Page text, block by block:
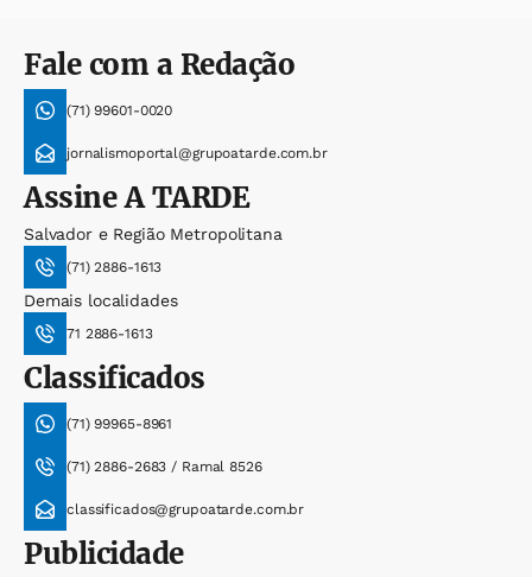
Fale com a Redação
(71) 99601-0020
jornalismoportal@grupoatarde.com.br
AssineA TARDE
Salvador e Região Metropolitana
(71) 2886-1613
Demais localidades
71 2886-1613
Classificados
(71) 99965-8961
(71) 2886-2683 / Ramal 8526
classificados@grupoatarde.com.br
Publicidade